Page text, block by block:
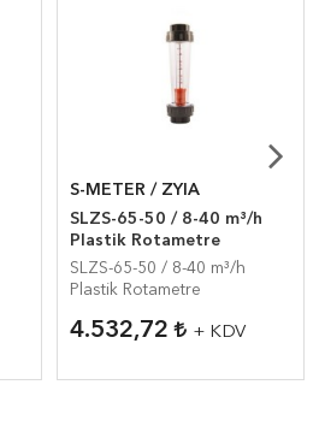
S-METER / ZYIA
SLZS-65-50 / 8-40 m³/h
Plastik Rotametre
SLZS-65-50 / 8-40 m³/h
Plastik Rotametre
4.532,72 + KDV